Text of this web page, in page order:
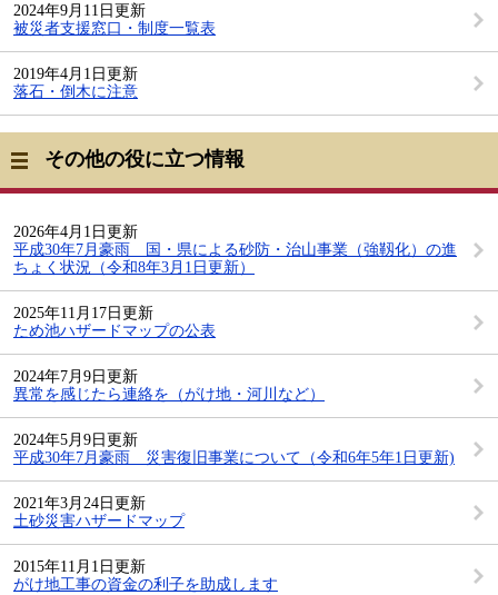
2024年9月11日更新
被災者支援窓口・制度一覧表
2019年4月1日更新
落石・倒木に注意
その他の役に立つ情報
2026年4月1日更新
平成30年7月豪雨 国・県による砂防・治山事業（強靱化）の進
ちょく状況（令和8年3月1日更新）
2025年11月17日更新
ため池ハザードマップの公表
2024年7月9日更新
異常を感じたら連絡を（がけ地・河川など）
2024年5月9日更新
平成30年7月豪雨 災害復旧事業について（令和6年5年1日更新)
2021年3月24日更新
土砂災害ハザードマップ
2015年11月1日更新
がけ地工事の資金の利子を助成します